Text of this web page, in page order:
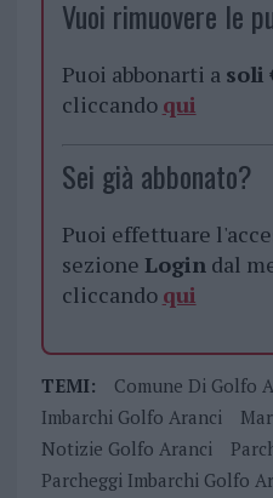
Vuoi rimuovere le
Puoi abbonarti a soli
cliccando qui
Sei già abbonato?
Puoi effettuare
sezione Logindal
cliccando qui
TEMI:
Comune Di Golfo
Imbarchi Golfo Aranci
Notizie Golfo Aranci
Parcheggi Imbarchi Golfo